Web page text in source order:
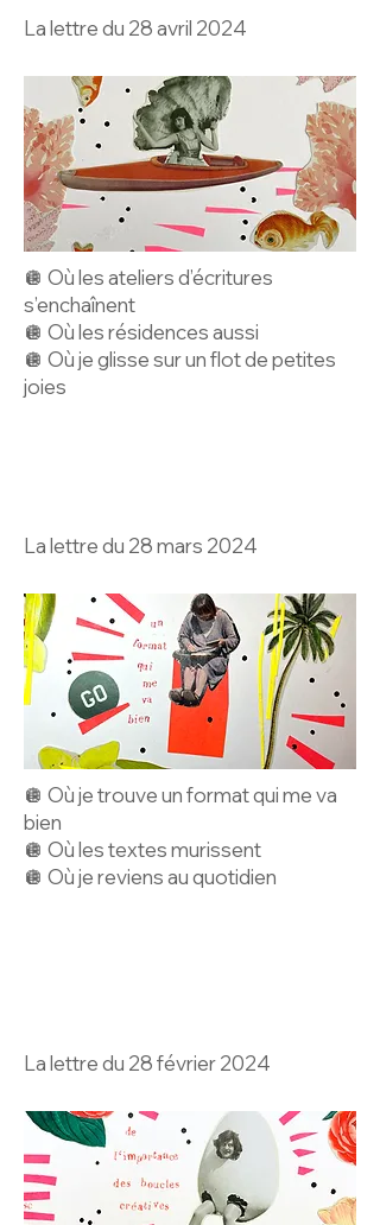
La lettre du 28 avril 2024
🪩 Où les ateliers d’écritures
s’enchaînent
🪩 Où les résidences aussi
🪩 Où je glisse sur un flot de petites
joies
La lettre du 28 mars 2024
🪩 Où je trouve un format qui me va
bien
🪩 Où les textes murissent
🪩 Où je reviens au quotidien
La lettre du 28 février 2024